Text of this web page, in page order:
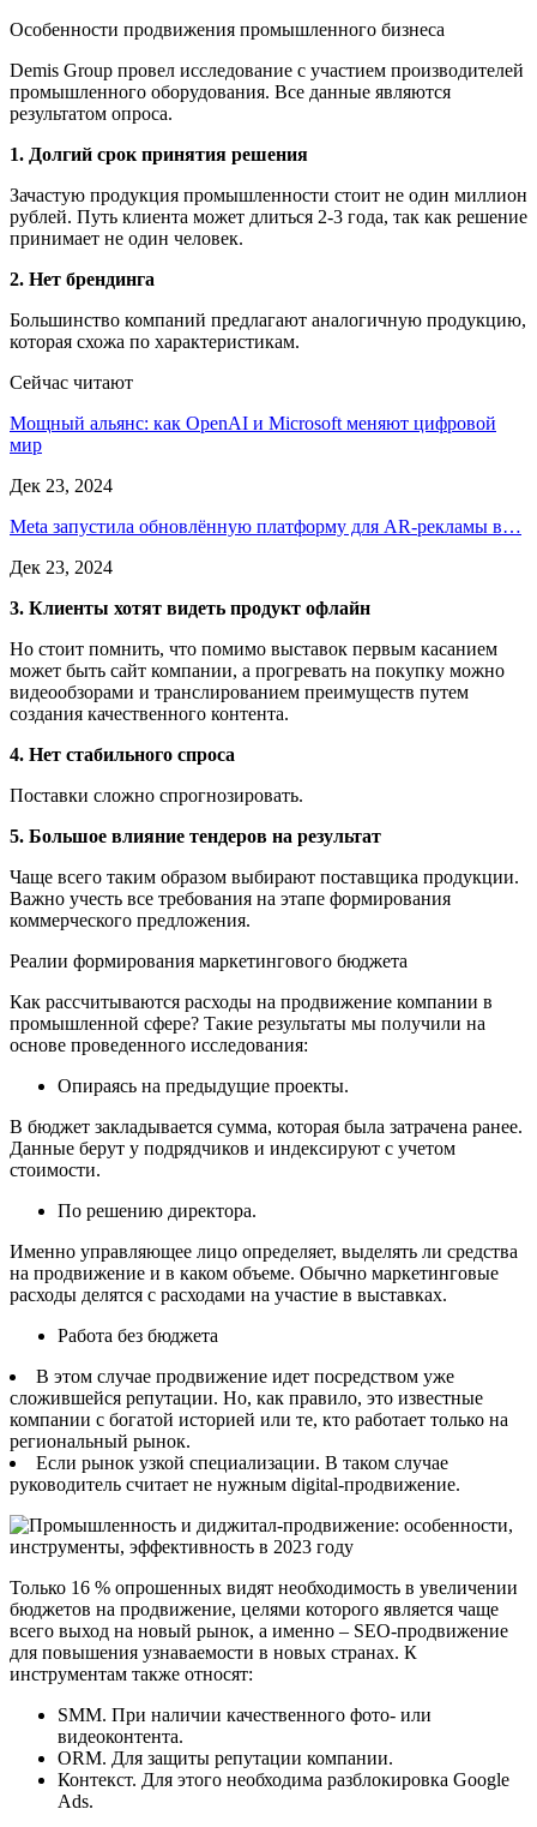
Особенности продвижения промышленного бизнеса
Demis Group провел исследование с участием производителей
промышленного оборудования. Все данные являются
результатом опроса.
1. Долгий срок принятия решения
Зачастую продукция промышленности стоит не один миллион
рублей. Путь клиента может длиться 2-3 года, так как решение
принимает не один человек.
2. Нет брендинга
Большинство компаний предлагают аналогичную продукцию,
которая схожа по характеристикам.
Сейчас читают
Мощный альянс: как OpenAI и Microsoft меняют цифровой
мир
Дек 23, 2024
Meta запустила обновлённую платформу для AR-рекламы в…
Дек 23, 2024
3. Клиенты хотят видеть продукт офлайн
Но стоит помнить, что помимо выставок первым касанием
может быть сайт компании, а прогревать на покупку можно
видеообзорами и транслированием преимуществ путем
создания качественного контента.
4. Нет стабильного спроса
Поставки сложно спрогнозировать.
5. Большое влияние тендеров на результат
Чаще всего таким образом выбирают поставщика продукции.
Важно учесть все требования на этапе формирования
коммерческого предложения.
Реалии формирования маркетингового бюджета
Как рассчитываются расходы на продвижение компании в
промышленной сфере? Такие результаты мы получили на
основе проведенного исследования:
Опираясь на предыдущие проекты.
В бюджет закладывается сумма, которая была затрачена ранее.
Данные берут у подрядчиков и индексируют с учетом
стоимости.
По решению директора.
Именно управляющее лицо определяет, выделять ли средства
на продвижение и в каком объеме. Обычно маркетинговые
расходы делятся с расходами на участие в выставках.
Работа без бюджета
В этом случае продвижение идет посредством уже
сложившейся репутации. Но, как правило, это известные
компании с богатой историей или те, кто работает только на
региональный рынок.
Если рынок узкой специализации. В таком случае
руководитель считает не нужным digital-продвижение.
Только 16 % опрошенных видят необходимость в увеличении
бюджетов на продвижение, целями которого является чаще
всего выход на новый рынок, а именно – SEO-продвижение
для повышения узнаваемости в новых странах. К
инструментам также относят:
SMM. При наличии качественного фото- или
видеоконтента.
ОRМ. Для защиты репутации компании.
Контекст. Для этого необходима разблокировка Google
Ads.